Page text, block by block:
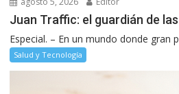
Juan Traffic: el guardián de
Especial. – En un mundo donde gran
Salud y Tecnología